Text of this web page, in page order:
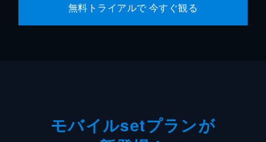
無料トライアルで 今すぐ観る
モバイルsetプランが